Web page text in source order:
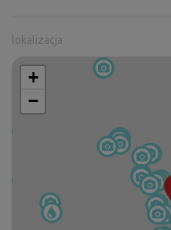
lokalizacja
+
−